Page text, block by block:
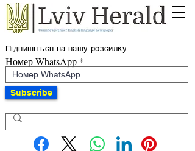
Підпишіться на нашу розсилку
Номер WhatsApp
Subscribe